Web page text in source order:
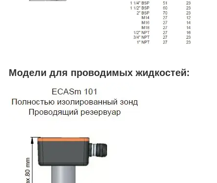
Модели для проводимых жидкостей: